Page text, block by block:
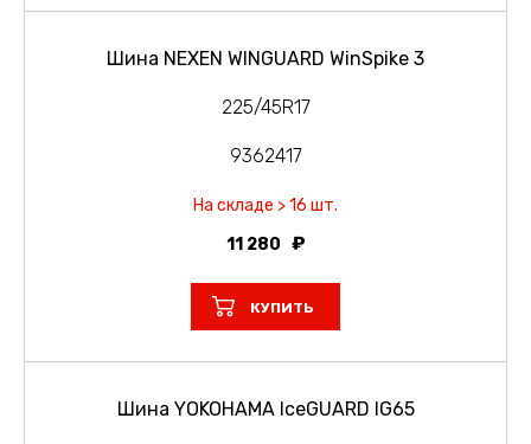
Шина NEXEN WINGUARD WinSpike 3
225/45R17
9362417
На складе > 16 шт.
11 280
КУПИТЬ
Шина YOKOHAMA IceGUARD IG65